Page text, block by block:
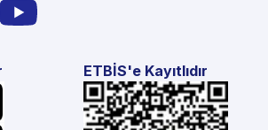
ETBİS'e Kayıtlıdır